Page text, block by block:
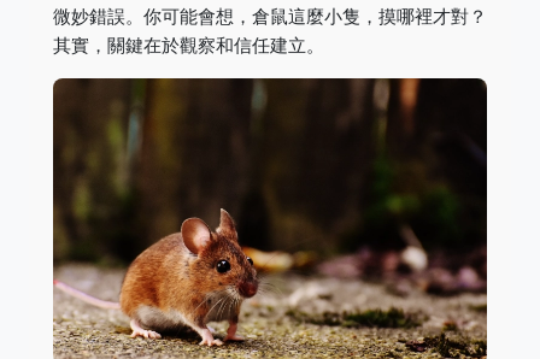
微妙錯誤。你可能會想，倉鼠這麼小隻，摸哪裡才對？
其實，關鍵在於觀察和信任建立。